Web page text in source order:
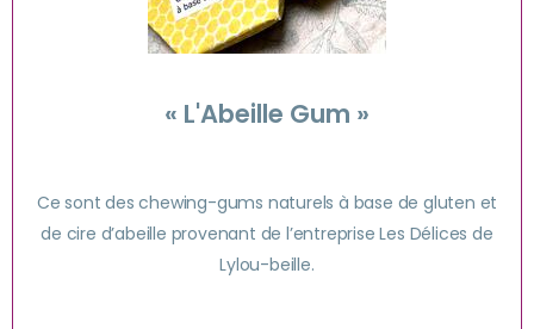
« L'Abeille Gum »
Ce sont des chewing-gums naturels à base de gluten et
de cire d’abeille provenant de l’entreprise Les Délices de
Lylou-beille.